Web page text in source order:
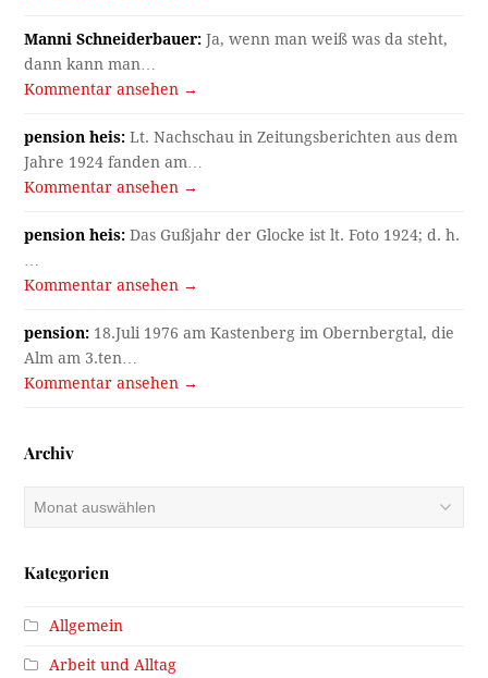
Manni Schneiderbauer: Ja, wenn man weiß was da steht,
dann kann man…
Kommentar ansehen →
pension heis: Lt. Nachschau in Zeitungsberichten aus dem
Jahre 1924 fanden am…
Kommentar ansehen →
pension heis: Das Gußjahr der Glocke ist lt. Foto 1924; d. h.
…
Kommentar ansehen →
pension: 18.Juli 1976 am Kastenberg im Obernbergtal, die
Alm am 3.ten…
Kommentar ansehen →
Archiv
Archiv
Kategorien
Allgemein
Arbeit und Alltag